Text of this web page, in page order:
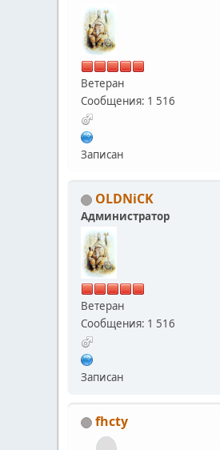
Ветеран
Сообщения: 1 516
Записан
OLDNiCK
Администратор
Ветеран
Сообщения: 1 516
Записан
fhcty